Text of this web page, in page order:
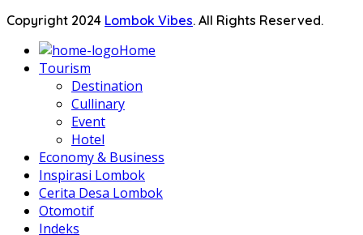
Copyright 2024 Lombok Vibes. All Rights Reserved.
Home
Tourism
Destination
Cullinary
Event
Hotel
Economy & Business
Inspirasi Lombok
Cerita Desa Lombok
Otomotif
Indeks